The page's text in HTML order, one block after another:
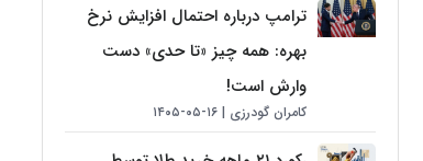
ترامپ درباره احتمال افزایش نرخ
بهره: همه چیز «تا حدی» دست
وارش است!
کامران گودرزی ۱۶-۰۵-۱۴۰۵